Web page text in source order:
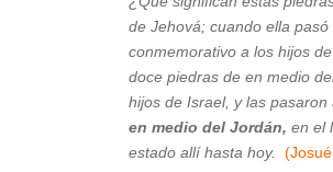
de Jehová; cuando ella
conmemorativo a los hijos
doce piedras de en medio
hijos de Israel, y las
en medio del Jordán, en el
estado allí hasta hoy.